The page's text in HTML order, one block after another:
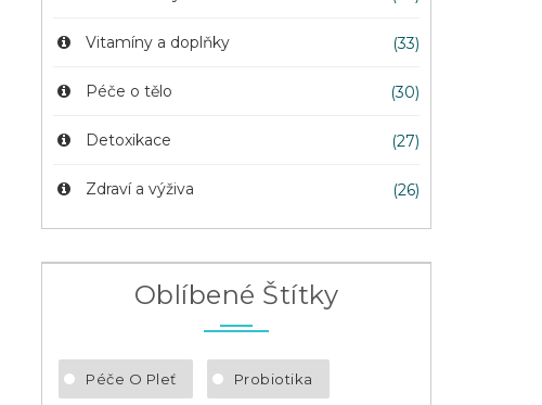
Vitamíny a doplňky (33)
Péče o tělo (30)
Detoxikace (27)
Zdraví a výživa (26)
Oblíbené Štítky
Péče O Pleť Probiotika